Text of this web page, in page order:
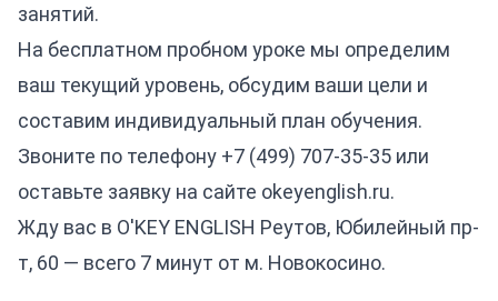
занятий.
На бесплатном пробном уроке мы определим
ваш текущий уровень, обсудим ваши цели и
составим индивидуальный план обучения.
Звоните по телефону +7 (499) 707-35-35 или
оставьте заявку на сайте okeyenglish.ru.
Жду вас в O'KEY ENGLISH Реутов, Юбилейный пр-
т, 60 — всего 7 минут от м. Новокосино.